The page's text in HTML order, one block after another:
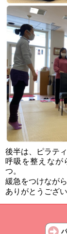
後半は、ピラテ
呼吸を整えなが
つ。
緩急をつけなが
ありがとうござ